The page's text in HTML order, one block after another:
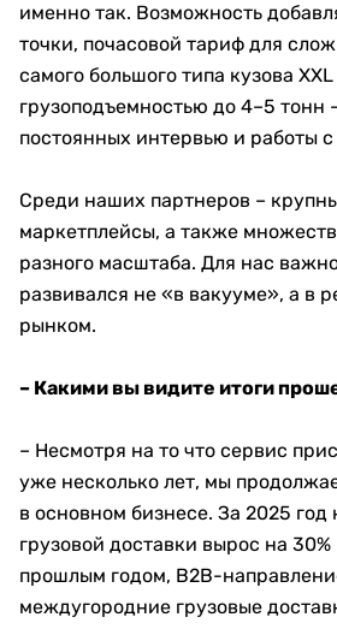
именно так. Возможность
точки, почасовой тариф для
самого большого типа кузова XXL
грузоподъемностью до 4–5 тонн
постоянных интервью и работы
Среди наших партнеров –
маркетплейсы, а также
разного масштаба. Для нас
развивался не «в вакууме», а в
рынком.
– Какими вы видите итоги
– Несмотря на то что сервис
уже несколько лет, мы
в основном бизнесе. За 2025 год
грузовой доставки вырос на
прошлым годом, B2B-
междугородние грузовые